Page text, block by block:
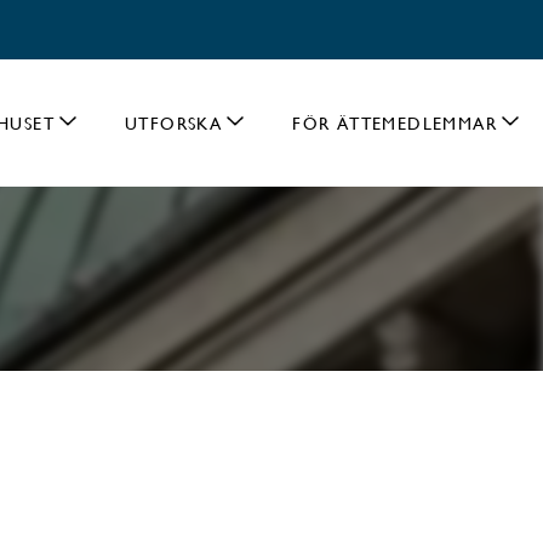
UTFORSKA FÖR ÄTTEMEDLEMMAR